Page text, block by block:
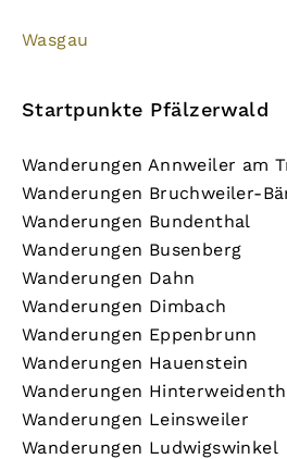
Wasgau
Startpunkte Pfälzerwald
Wanderungen Annweiler am
Wanderungen Bruchweiler-
Wanderungen Bundenthal
Wanderungen Busenberg
Wanderungen Dahn
Wanderungen Dimbach
Wanderungen Eppenbrunn
Wanderungen Hauenstein
Wanderungen
Wanderungen Leinsweiler
Wanderungen Ludwigswinkel